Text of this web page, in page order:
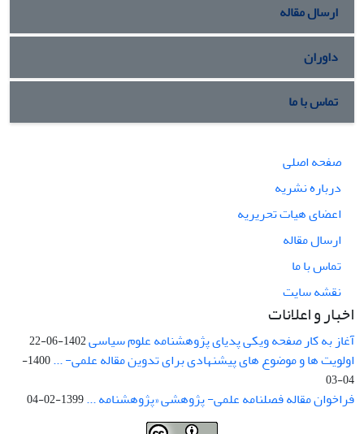
ارسال مقاله
داوران
تماس با ما
صفحه اصلی
درباره نشریه
اعضای هیات تحریریه
ارسال مقاله
تماس با ما
نقشه سایت
اخبار و اعلانات
آغاز به کار صفحه ویکی پدیای پژوهشنامه علوم سیاسی1402-06-22
اولویت ها و موضوع های پیشنهادی برای تدوین مقاله علمی- ...
1400-
04-03
فراخوان مقاله فصلنامه علمی- پژوهشی «پژوهشنامه ...1399-02-04